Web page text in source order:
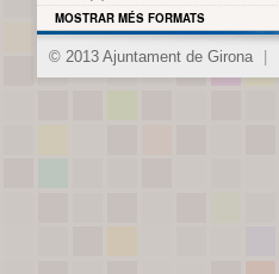
MOSTRAR MÉS FORMATS
© 2013 Ajuntament de Girona